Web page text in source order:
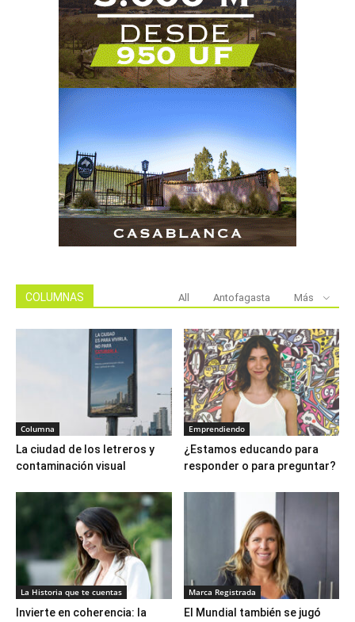
COLUMNAS All Antofagasta Más
Columna
La ciudad de los letreros y
contaminación visual
Emprendiendo
¿Estamos educando para
responder o para preguntar?
La Historia que te cuentas
Invierte en coherencia: la
Marca Registrada
El Mundial también se jugó